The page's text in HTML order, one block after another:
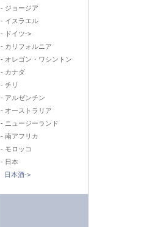
- ジョージア
- イスラエル
- ドイツ->
- カリフォルニア
- オレゴン・ワシントン
- カナダ
- チリ
- アルゼンチン
- オーストラリア
- ニュージーランド
- 南アフリカ
- モロッコ
- 日本
日本酒->